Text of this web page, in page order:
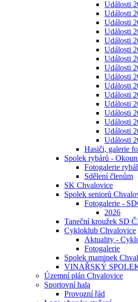
Události
Události
Události
Události
Události
Události
Události
Události
Události
Události
Události
Události
Události
Události
Události
Události
Hasiči, galerie
Spolek rybárů -
Fotogalerie
Sdělení členům
SK Chvalovice
Spolek seniorů
Fotogalerie -
2026
Taneční kroužek SD
Cykloklub Chvalovice
Aktuality -
Fotogalerie
Spolek maminek
VINAŘSKÝ
Územní plán Chvalovice
Sportovní hala
Provozní řád